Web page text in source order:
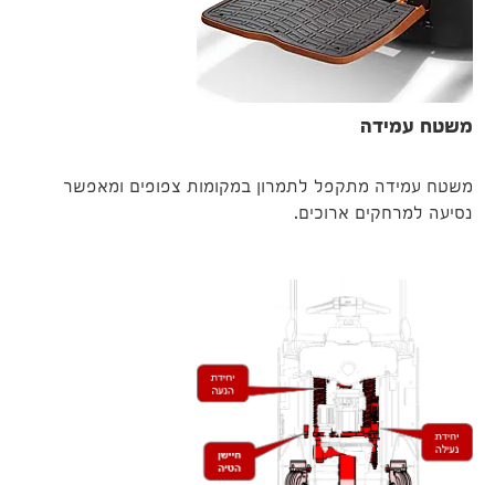
משטח עמידה
משטח עמידה מתקפל לתמרון במקומות צפופים ומאפשר
נסיעה למרחקים ארוכים.